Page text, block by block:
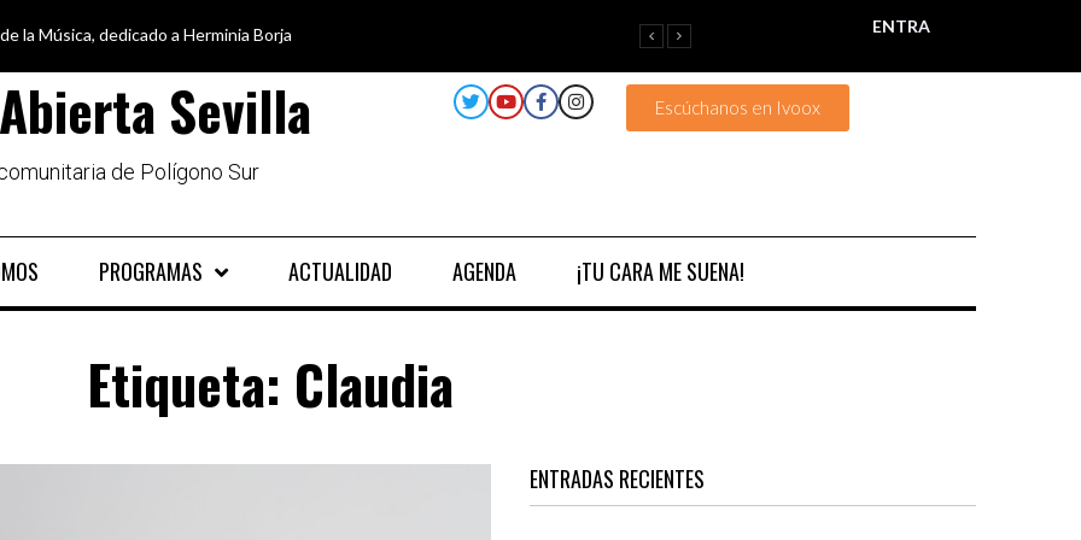
la Música, dedicado a Herminia Borja
en igualdad, para un futuro sin machismo
semana disfruta de oferta cultural en Asociación Solidaridad
al Sur, el cuidado y la limpieza del entorno ENTRA
Sevilla
de Polígono Sur
Escúchanos en Ivoox
PROGRAMAS ACTUALIDAD AGENDA ¡TU CARA ME SUENA!
Etiqueta: Claudia
ENTRADAS RECIENTES